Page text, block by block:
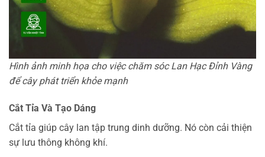
Hình ảnh minh họa cho việc chăm sóc Lan Hạc Đỉnh Vàng
để cây phát triển khỏe mạnh
Cắt Tỉa Và Tạo Dáng
Cắt tỉa giúp cây lan tập trung dinh dưỡng. Nó còn cải thiện
sự lưu thông không khí.